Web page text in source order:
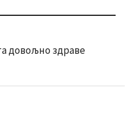
довољно здраве